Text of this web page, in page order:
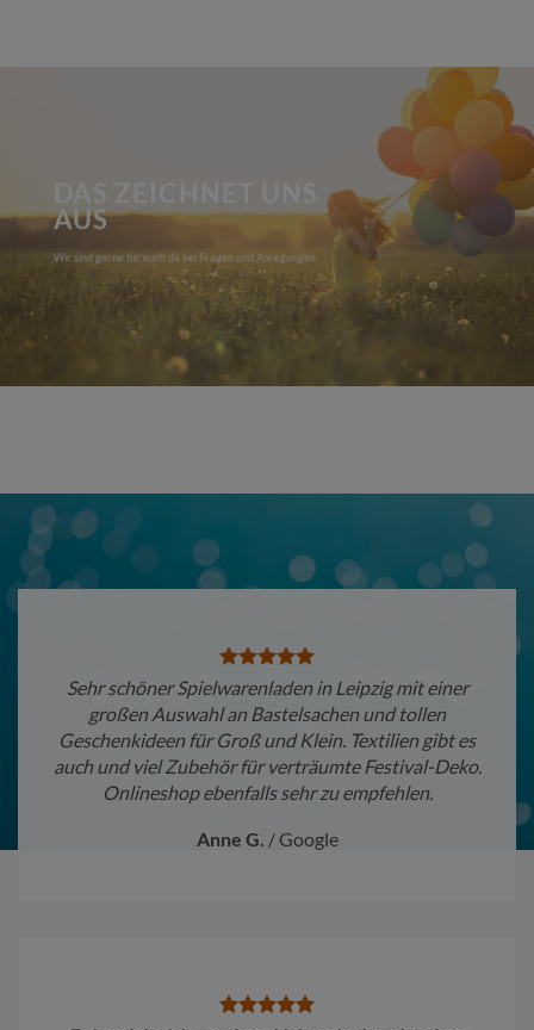
AUS
Wir sind gerne für euch da bei Fragen und Anregungen.
Sehr schöner Spielwarenladen in Leipzig mit einer
großen Auswahl an Bastelsachen und tollen
Geschenkideen für Groß und Klein. Textilien gibt es
auch und viel Zubehör für verträumte Festival-Deko.
Onlineshop ebenfalls sehr zu empfehlen.
Anne G. / Google